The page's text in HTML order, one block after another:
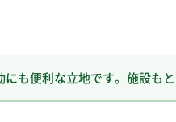
も便利な立地です。施設も